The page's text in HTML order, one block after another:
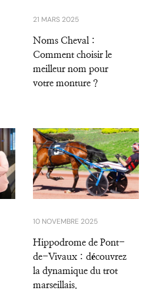
21 MARS 2025
Noms Cheval :
Comment choisir le
meilleur nom pour
votre monture ?
10 NOVEMBRE 2025
Hippodrome de Pont-
de-Vivaux : découvrez
la dynamique du trot
marseillais.